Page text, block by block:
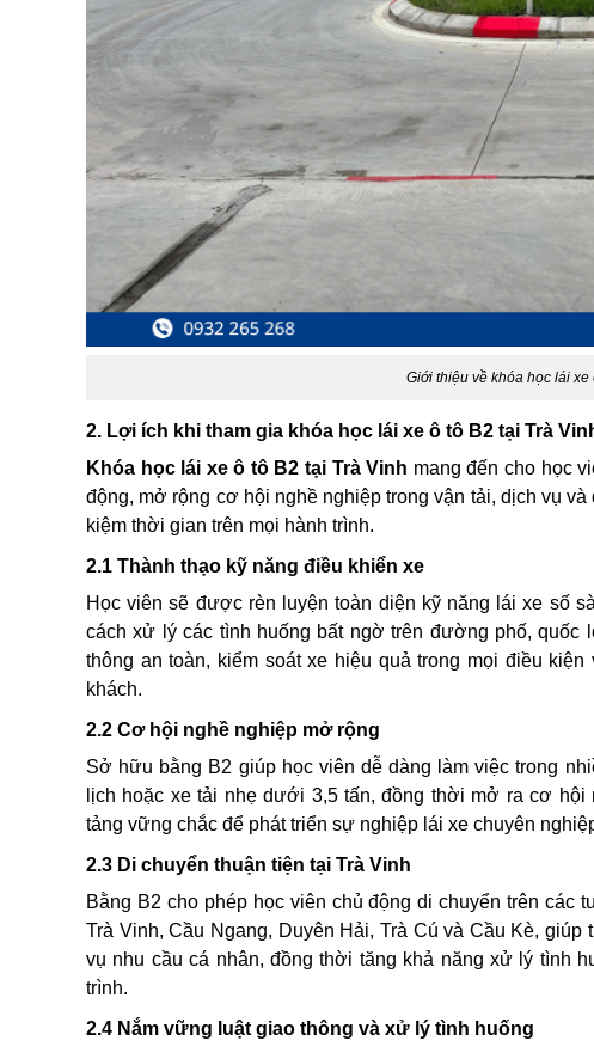
Giới thiệu về khóa học lái xe
2. Lợi ích khi tham gia khóa học lái xe ô tô B2 tại Trà
Khóa học lái xe ô tô B2 tại Trà Vinh mang đến cho học
động, mở rộng cơ hội nghề nghiệp trong vận tải, dịch vụ
kiệm thời gian trên mọi hành trình.
2.1 Thành thạo kỹ năng điều khiển xe
Học viên sẽ được rèn luyện toàn diện kỹ năng lái xe số
cách xử lý các tình huống bất ngờ trên đường phố, quốc
thông an toàn, kiểm soát xe hiệu quả trong mọi điều
khách.
2.2 Cơ hội nghề nghiệp mở rộng
Sở hữu bằng B2 giúp học viên dễ dàng làm việc trong
lịch hoặc xe tải nhẹ dưới 3,5 tấn, đồng thời mở ra cơ
tảng vững chắc để phát triển sự nghiệp lái xe chuyên
2.3 Di chuyển thuận tiện tại Trà Vinh
Bằng B2 cho phép học viên chủ động di chuyển trên các
Trà Vinh, Cầu Ngang, Duyên Hải, Trà Cú và Cầu Kè,
vụ nhu cầu cá nhân, đồng thời tăng khả năng xử lý tình
trình.
2.4 Nắm vững luật giao thông và xử lý tình huống